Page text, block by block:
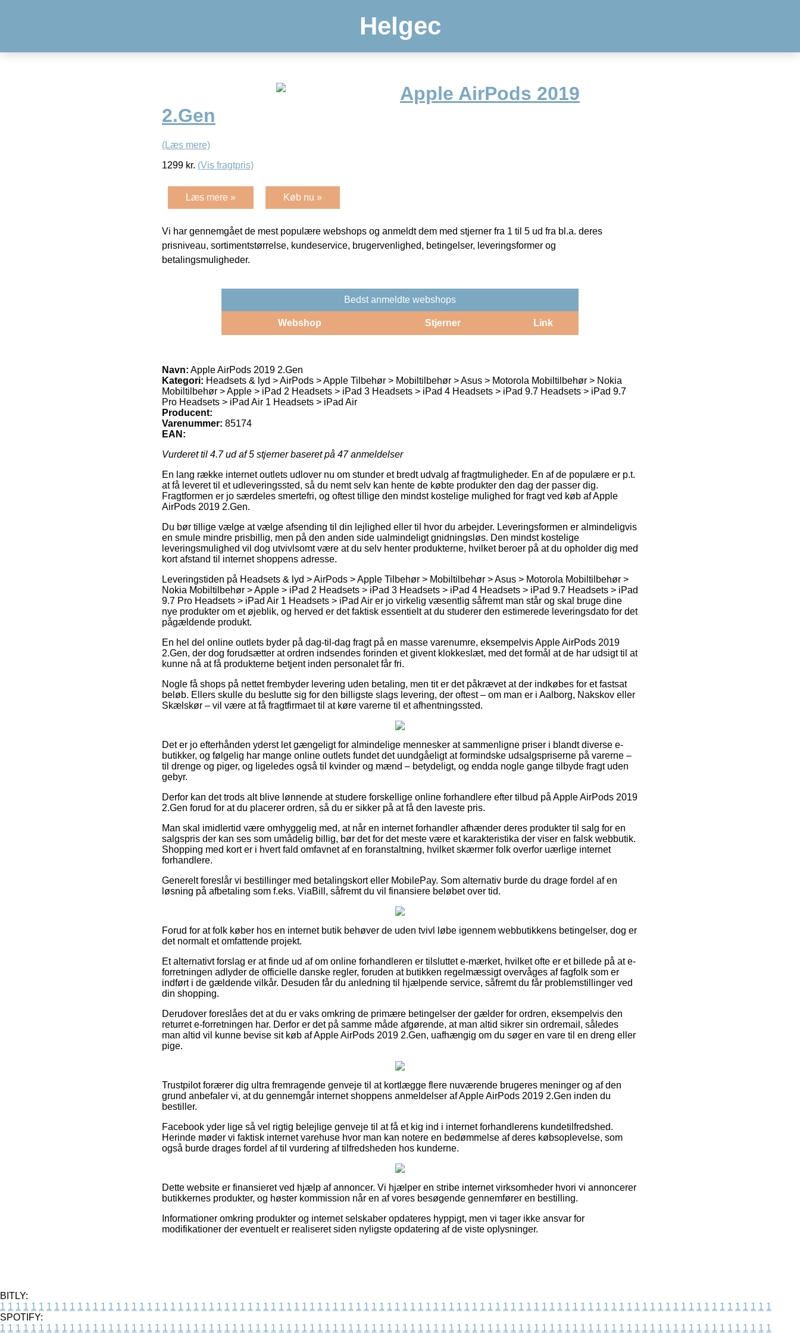
Helgec
Apple AirPods 2019
2.Gen
(Læs mere)
1299 kr. (Vis fragtpris)
Læs mere » Køb nu »
Vi har gennemgået de mest populære webshops og anmeldt dem med stjerner fra 1 til 5 ud fra bl.a. deres
prisniveau, sortimentstørrelse, kundeservice, brugervenlighed, betingelser, leveringsformer og
betalingsmuligheder.
Bedst anmeldte webshops
Webshop Stjerner Link
Navn: Apple AirPods 2019 2.Gen
Kategori: Headsets & lyd > AirPods > Apple Tilbehør > Mobiltilbehør > Asus > Motorola Mobiltilbehør > Nokia
Mobiltilbehør > Apple > iPad 2 Headsets > iPad 3 Headsets > iPad 4 Headsets > iPad 9.7 Headsets > iPad 9.7
Pro Headsets > iPad Air 1 Headsets > iPad Air
Producent:
Varenummer: 85174
EAN:
Vurderet til 4.7ud af 5 stjerner baseret på 47anmeldelser
En lang række internet outlets udlover nu om stunder et bredt udvalg af fragtmuligheder. En af de populære er p.t.
at få leveret til et udleveringssted, så du nemt selv kan hente de købte produkter den dag der passer dig.
Fragtformen er jo særdeles smertefri, og oftest tillige den mindst kostelige mulighed for fragt ved køb af Apple
AirPods 2019 2.Gen.
Du bør tillige vælge at vælge afsending til din lejlighed eller til hvor du arbejder. Leveringsformen er almindeligvis
en smule mindre prisbillig, men på den anden side ualmindeligt gnidningsløs. Den mindst kostelige
leveringsmulighed vil dog utvivlsomt være at du selv henter produkterne, hvilket beroer på at du opholder dig med
kort afstand til internet shoppens adresse.
Leveringstiden på Headsets & lyd > AirPods > Apple Tilbehør > Mobiltilbehør > Asus > Motorola Mobiltilbehør >
Nokia Mobiltilbehør > Apple > iPad 2 Headsets > iPad 3 Headsets > iPad 4 Headsets > iPad 9.7 Headsets > iPad
9.7 Pro Headsets > iPad Air 1 Headsets > iPad Air er jo virkelig væsentlig såfremt man står og skal bruge dine
nye produkter om et øjeblik, og herved er det faktisk essentielt at du studerer den estimerede leveringsdato for det
pågældende produkt.
En hel del online outlets byder på dag-til-dag fragt på en masse varenumre, eksempelvis Apple AirPods 2019
2.Gen, der dog forudsætter at ordren indsendes forinden et givent klokkeslæt, med det formål at de har udsigt til at
kunne nå at få produkterne betjent inden personalet får fri.
Nogle få shops på nettet frembyder levering uden betaling, men tit er det påkrævet at der indkøbes for et fastsat
beløb. Ellers skulle du beslutte sig for den billigste slags levering, der oftest – om man er i Aalborg, Nakskov eller
Skælskør – vil være at få fragtfirmaet til at køre varerne til et afhentningssted.
Det er jo efterhånden yderst let gængeligt for almindelige mennesker at sammenligne priser i blandt diverse e-
butikker, og følgelig har mange online outlets fundet det uundgåeligt at formindske udsalgspriserne på varerne –
til drenge og piger, og ligeledes også til kvinder og mænd – betydeligt, og endda nogle gange tilbyde fragt uden
gebyr.
Derfor kan det trods alt blive lønnende at studere forskellige online forhandlere efter tilbud på Apple AirPods 2019
2.Gen forud for at du placerer ordren, så du er sikker på at få den laveste pris.
Man skal imidlertid være omhyggelig med, at når en internet forhandler afhænder deres produkter til salg for en
salgspris der kan ses som umådelig billig, bør det for det meste være et karakteristika der viser en falsk webbutik.
Shopping med kort er i hvert fald omfavnet af en foranstaltning, hvilket skærmer folk overfor uærlige internet
forhandlere.
Generelt foreslår vi bestillinger med betalingskort eller MobilePay. Som alternativ burde du drage fordel af en
løsning på afbetaling som f.eks. ViaBill, såfremt du vil finansiere beløbet over tid.
Forud for at folk køber hos en internet butik behøver de uden tvivl løbe igennem webbutikkens betingelser, dog er
det normalt et omfattende projekt.
Et alternativt forslag er at finde ud af om online forhandleren er tilsluttet e-mærket, hvilket ofte er et billede på at e-
forretningen adlyder de officielle danske regler, foruden at butikken regelmæssigt overvåges af fagfolk som er
indført i de gældende vilkår. Desuden får du anledning til hjælpende service, såfremt du får problemstillinger ved
din shopping.
Derudover foreslåes det at du er vaks omkring de primære betingelser der gælder for ordren, eksempelvis den
returret e-forretningen har. Derfor er det på samme måde afgørende, at man altid sikrer sin ordremail, således
man altid vil kunne bevise sit køb af Apple AirPods 2019 2.Gen, uafhængig om du søger en vare til en dreng eller
pige.
Trustpilot forærer dig ultra fremragende genveje til at kortlægge flere nuværende brugeres meninger og af den
grund anbefaler vi, at du gennemgår internet shoppens anmeldelser af Apple AirPods 2019 2.Gen inden du
bestiller.
Facebook yder lige så vel rigtig belejlige genveje til at få et kig ind i internet forhandlerens kundetilfredshed.
Herinde møder vi faktisk internet varehuse hvor man kan notere en bedømmelse af deres købsoplevelse, som
også burde drages fordel af til vurdering af tilfredsheden hos kunderne.
Dette website er finansieret ved hjælp af annoncer. Vi hjælper en stribe internet virksomheder hvori vi annoncerer
butikkernes produkter, og høster kommission når en af vores besøgende gennemfører en bestilling.
Informationer omkring produkter og internet selskaber opdateres hyppigt, men vi tager ikke ansvar for
modifikationer der eventuelt er realiseret siden nyligste opdatering af de viste oplysninger.
BITLY:
1 1 1 1 1 1 1 1 1 1 1 1 1 1 1 1 1 1 1 1 1 1 1 1 1 1 1 1 1 1 1 1 1 1 1 1 1 1 1 1 1 1 1 1 1 1 1 1 1 1 1 1 1 1 1 1 1 1 1 1 1 1 1 1 1 1 1 1 1 1 1 1 1 1 1 1 1 1 1 1 1 1 1 1 1 1 1 1 1 1 1 1 1 1 1 1 1 1 1 1
SPOTIFY:
1 1 1 1 1 1 1 1 1 1 1 1 1 1 1 1 1 1 1 1 1 1 1 1 1 1 1 1 1 1 1 1 1 1 1 1 1 1 1 1 1 1 1 1 1 1 1 1 1 1 1 1 1 1 1 1 1 1 1 1 1 1 1 1 1 1 1 1 1 1 1 1 1 1 1 1 1 1 1 1 1 1 1 1 1 1 1 1 1 1 1 1 1 1 1 1 1 1 1 1